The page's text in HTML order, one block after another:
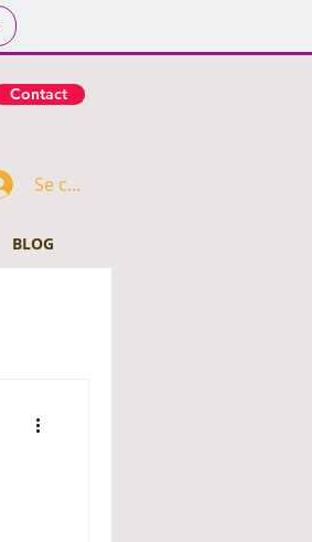
Contact
Se connecter
BLOG